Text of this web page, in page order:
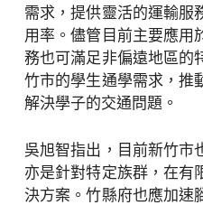
需求，提供靈活的運輸服
用率。儘管目前主要應用
務也可滿足非偏遠地區的
竹市的學生通學需求，推
解決學子的交通問題。
吳旭智指出，目前新竹市
亦是針對特定族群，在有
決方案。竹縣府也應加速